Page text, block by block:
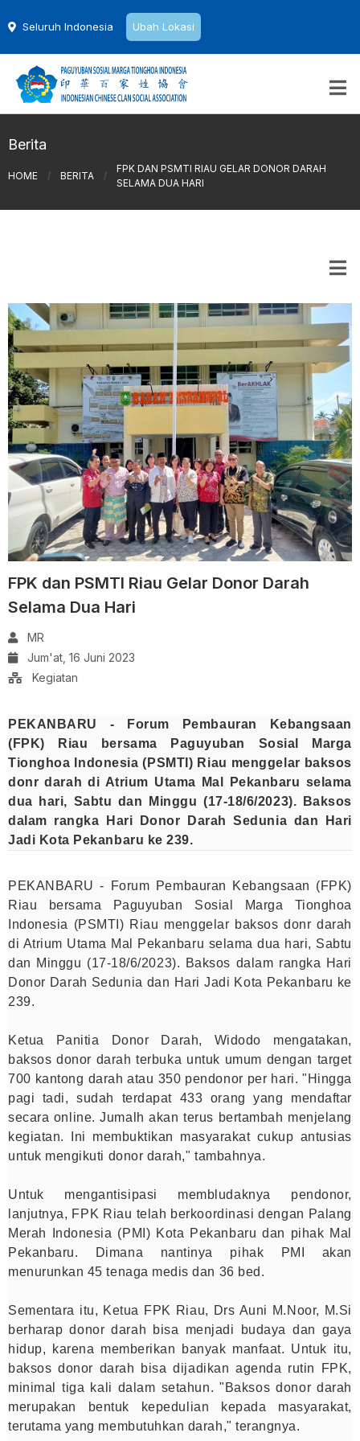
Seluruh Indonesia Ubah Lokasi
Berita
HOME / BERITA /
FPK DAN PSMTI RIAU GELAR DONOR DARAH
SELAMA DUA HARI
FPK dan PSMTI Riau Gelar Donor Darah
Selama Dua Hari
MR
Jum'at, 16 Juni 2023
Kegiatan
PEKANBARU - Forum Pembauran Kebangsaan
(FPK) Riau bersama Paguyuban Sosial Marga
Tionghoa Indonesia (PSMTI) Riau menggelar baksos
donr darah di Atrium Utama Mal Pekanbaru selama
dua hari, Sabtu dan Minggu (17-18/6/2023). Baksos
dalam rangka Hari Donor Darah Sedunia dan Hari
Jadi Kota Pekanbaru ke 239.
PEKANBARU - Forum Pembauran Kebangsaan (FPK)
Riau bersama Paguyuban Sosial Marga Tionghoa
Indonesia (PSMTI) Riau menggelar baksos donr darah
di Atrium Utama Mal Pekanbaru selama dua hari, Sabtu
dan Minggu (17-18/6/2023). Baksos dalam rangka Hari
Donor Darah Sedunia dan Hari Jadi Kota Pekanbaru ke
239.
Ketua Panitia Donor Darah, Widodo mengatakan,
baksos donor darah terbuka untuk umum dengan target
700 kantong darah atau 350 pendonor per hari. "Hingga
pagi tadi, sudah terdapat 433 orang yang mendaftar
secara online. Jumalh akan terus bertambah menjelang
kegiatan. Ini membuktikan masyarakat cukup antusias
untuk mengikuti donor darah," tambahnya.
Untuk mengantisipasi membludaknya pendonor,
lanjutnya, FPK Riau telah berkoordinasi dengan Palang
Merah Indonesia (PMI) Kota Pekanbaru dan pihak Mal
Pekanbaru. Dimana nantinya pihak PMI akan
menurunkan 45 tenaga medis dan 36 bed.
Sementara itu, Ketua FPK Riau, Drs Auni M.Noor, M.Si
berharap donor darah bisa menjadi budaya dan gaya
hidup, karena memberikan banyak manfaat. Untuk itu,
baksos donor darah bisa dijadikan agenda rutin FPK,
minimal tiga kali dalam setahun. "Baksos donor darah
merupakan bentuk kepedulian kepada masyarakat,
terutama yang membutuhkan darah," terangnya.